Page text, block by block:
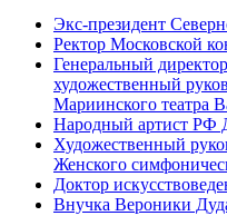
Экс-президент
Ректор Московской
Генеральный
художественный
Мариинского театра
Народный артист РФ
Художественный
Женского
Доктор
Внучка Вероники